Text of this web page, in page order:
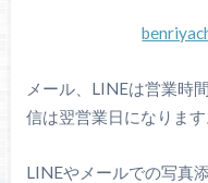
メール、LINEは営業時
信は翌営業日になります
LINEやメールでの写真